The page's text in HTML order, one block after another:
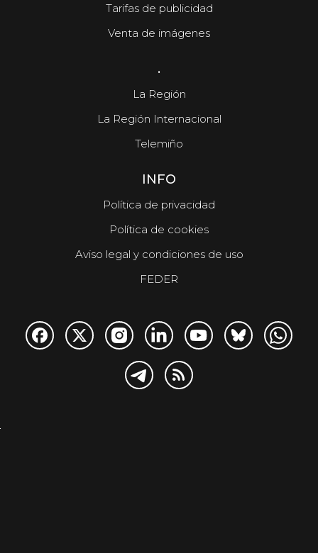
Tarifas de publicidad
Venta de imágenes
.
La Región
La Región Internacional
Telemiño
INFO
Política de privacidad
Política de cookies
Aviso legal y condiciones de uso
FEDER